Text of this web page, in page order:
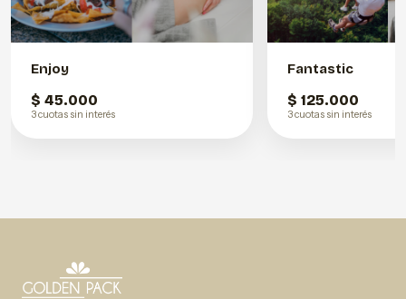
Enjoy
$ 45.000
3 cuotas sin interés
Fantastic
$ 125.000
3 cuotas sin interés